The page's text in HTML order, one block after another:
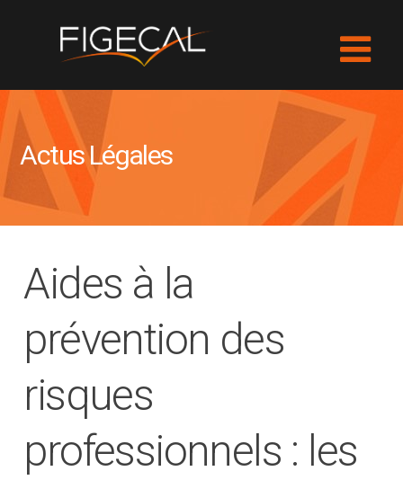
Actus Légales
Aides à la
prévention des
risques
professionnels : les